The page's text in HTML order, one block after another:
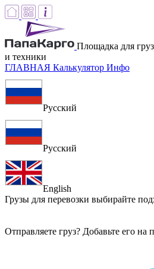
Площадка для
и техники
ГЛАВНАЯ Калькулятор Инфо
Русский
Русский
English
Грузы для перевозки выбирайте
Отправляете груз? Добавьте его на